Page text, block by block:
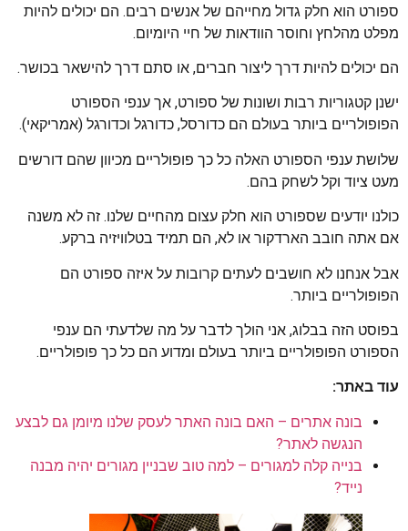
ספורט הוא חלק גדול מחייהם של אנשים רבים. הם יכולים להיות
מפלט מהלחץ וחוסר הוודאות של חיי היומיום.
הם יכולים להיות דרך ליצור חברים, או סתם דרך להישאר בכושר.
ישנן קטגוריות רבות ושונות של ספורט, אך ענפי הספורט
הפופולריים ביותר בעולם הם כדורסל, כדורגל וכדורגל (אמריקאי).
שלושת ענפי הספורט האלה כל כך פופולריים מכיוון שהם דורשים
מעט ציוד וקל לשחק בהם.
כולנו יודעים שספורט הוא חלק עצום מהחיים שלנו. זה לא משנה
אם אתה חובב הארדקור או לא, הם תמיד בטלוויזיה ברקע.
אבל אנחנו לא חושבים לעתים קרובות על איזה ספורט הם
הפופולריים ביותר.
בפוסט הזה בבלוג, אני הולך לדבר על מה שלדעתי הם ענפי
הספורט הפופולריים ביותר בעולם ומדוע הם כל כך פופולריים.
עוד באתר:
בונה אתרים – האם בונה האתר לעסק שלנו מיומן גם לבצע
הנגשה לאתר?
בנייה קלה למגורים – למה טוב שבניין מגורים יהיה מבנה
נייד?